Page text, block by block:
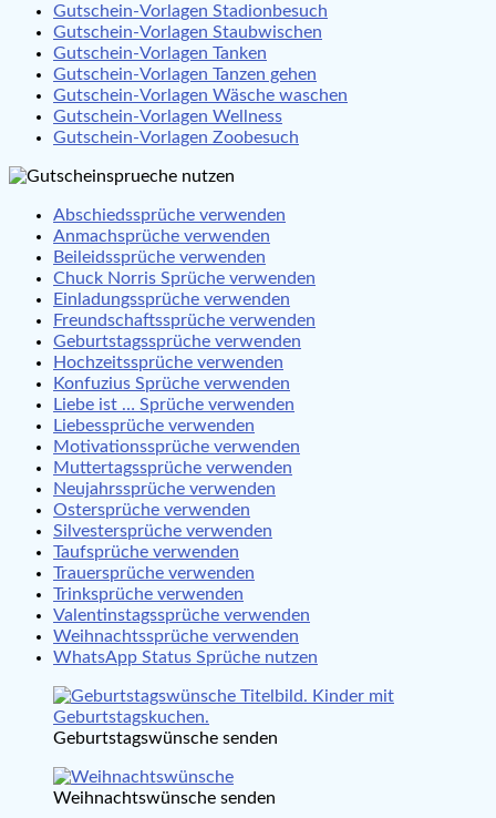
Gutschein-Vorlagen Stadionbesuch
Gutschein-Vorlagen Staubwischen
Gutschein-Vorlagen Tanken
Gutschein-Vorlagen Tanzen gehen
Gutschein-Vorlagen Wäsche waschen
Gutschein-Vorlagen Wellness
Gutschein-Vorlagen Zoobesuch
Abschiedssprüche verwenden
Anmachsprüche verwenden
Beileidssprüche verwenden
Chuck Norris Sprüche verwenden
Einladungssprüche verwenden
Freundschaftssprüche verwenden
Geburtstagssprüche verwenden
Hochzeitssprüche verwenden
Konfuzius Sprüche verwenden
Liebe ist … Sprüche verwenden
Liebessprüche verwenden
Motivationssprüche verwenden
Muttertagssprüche verwenden
Neujahrssprüche verwenden
Ostersprüche verwenden
Silvestersprüche verwenden
Taufsprüche verwenden
Trauersprüche verwenden
Trinksprüche verwenden
Valentinstagssprüche verwenden
Weihnachtssprüche verwenden
WhatsApp Status Sprüche nutzen
Geburtstagswünsche senden
Weihnachtswünsche senden